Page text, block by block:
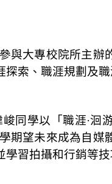
與大專校院所主辦
索、職涯規劃及
同學以「職涯·洄
期望未來成為自媒
習拍攝和行銷等技